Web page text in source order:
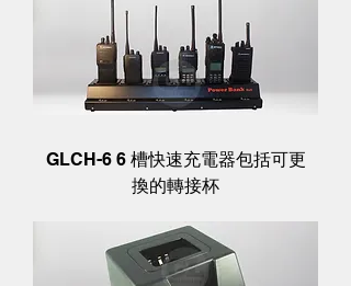
GLCH-6 6 槽快速充電器包括可更
換的轉接杯